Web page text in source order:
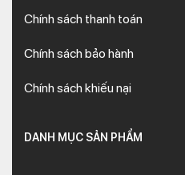
Chính sách thanh toán
Chính sách bảo hành
Chính sách khiếu nại
DANH MỤC SẢN PHẨM